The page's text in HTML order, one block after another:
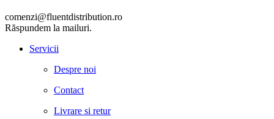
comenzi@fluentdistribution.ro
Răspundem la mailuri.
Servicii
Despre noi
Contact
Livrare si retur